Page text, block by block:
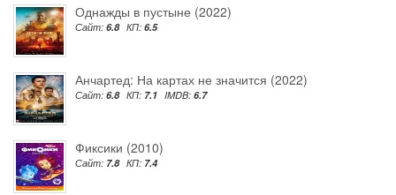
Однажды в пустыне (2022)
Сайт: 6.8 КП: 6.5
Анчартед: На картах не значится (2022)
Сайт: 6.8 КП: 7.1 IMDB: 6.7
Фиксики (2010)
Сайт: 7.8 КП: 7.4